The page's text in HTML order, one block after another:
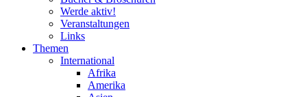
Werde aktiv!
Veranstaltungen
Links
Themen
International
Afrika
Amerika